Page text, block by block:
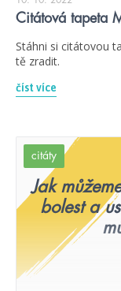
Citátová tapeta
Stáhni si citátovou
tě zradit.
číst více
citáty
Jak
bolest a